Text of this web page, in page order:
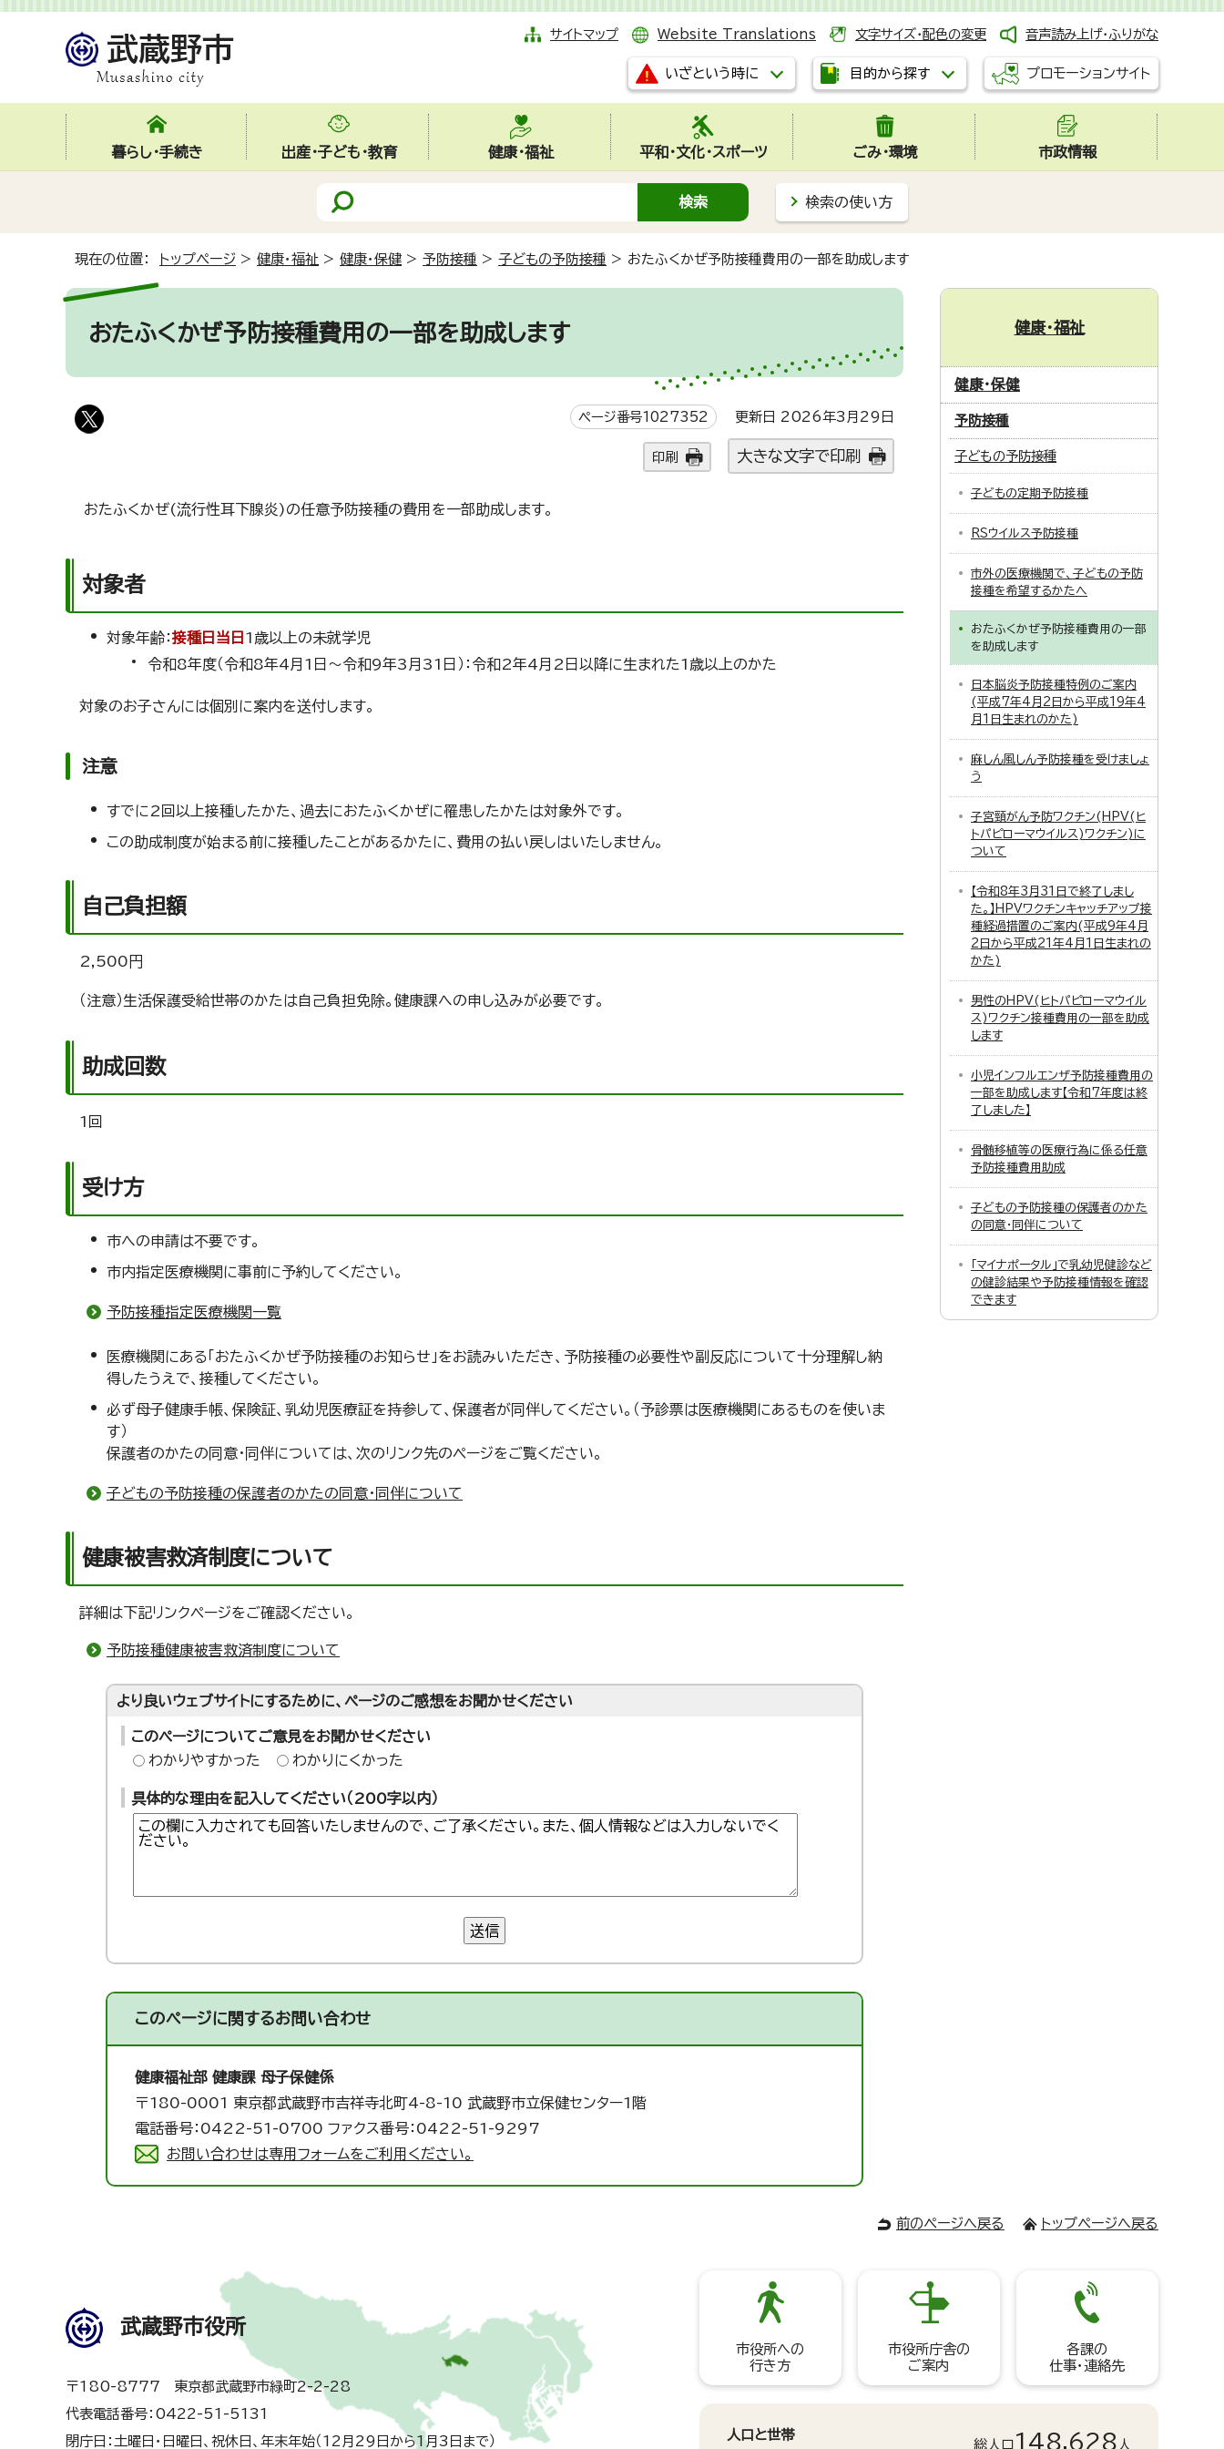
サイトマップ Website Translations 文字サイズ・配色の変更 音声読み上げ・ふりがな
いざという時に 目的から探す プロモーションサイト
暮らし・手続き 出産・子ども・教育 健康・福祉 平和・文化・スポーツ ごみ・環境 市政情報
検索の使い方
現在の位置： トップページ > 健康・福祉 > 健康・保健 > 予防接種 > 子どもの予防接種 > おたふくかぜ予防接種費用の一部を助成します
おたふくかぜ予防接種費用の一部を助成します
ページ番号1027352 更新日 2026年3月29日
印刷 大きな文字で印刷
おたふくかぜ(流行性耳下腺炎)の任意予防接種の費用を一部助成します。
対象者
対象年齢：接種日当日 1歳以上の未就学児
令和8年度（令和8年4月1日～令和9年3月31日）：令和2年4月2日以降に生まれた1歳以上のかた
対象のお子さんには個別に案内を送付します。
注意
すでに2回以上接種したかた、過去におたふくかぜに罹患したかたは対象外です。
この助成制度が始まる前に接種したことがあるかたに、費用の払い戻しはいたしません。
自己負担額
2,500円
（注意）生活保護受給世帯のかたは自己負担免除。健康課への申し込みが必要です。
助成回数
1回
受け方
市への申請は不要です。
市内指定医療機関に事前に予約してください。
予防接種指定医療機関一覧
医療機関にある「おたふくかぜ予防接種のお知らせ」をお読みいただき、予防接種の必要性や副反応について十分理解し納
得したうえで、接種してください。
必ず母子健康手帳、保険証、乳幼児医療証を持参して、保護者が同伴してください。（予診票は医療機関にあるものを使いま
す）
保護者のかたの同意・同伴については、次のリンク先のページをご覧ください。
子どもの予防接種の保護者のかたの同意・同伴について
健康被害救済制度について
詳細は下記リンクページをご確認ください。
予防接種健康被害救済制度について
より良いウェブサイトにするために、ページのご感想をお聞かせください
このページについてご意見をお聞かせください
わかりやすかった
わかりにくかった
具体的な理由を記入してください（200字以内）
送信
このページに関するお問い合わせ
健康福祉部 健康課 母子保健係
〒180-0001 東京都武蔵野市吉祥寺北町4-8-10 武蔵野市立保健センター1階
電話番号：0422-51-0700 ファクス番号：0422-51-9297
お問い合わせは専用フォームをご利用ください。
健康・福祉
健康・保健
予防接種
子どもの予防接種
子どもの定期予防接種
RSウイルス予防接種
市外の医療機関で、子どもの予防
接種を希望するかたへ
おたふくかぜ予防接種費用の一部
を助成します
日本脳炎予防接種特例のご案内
(平成7年4月2日から平成19年4
月1日生まれのかた)
麻しん風しん予防接種を受けましょ
う
子宮頸がん予防ワクチン(HPV(ヒ
トパピローマウイルス)ワクチン)に
ついて
【令和8年3月31日で終了しまし
た。】HPVワクチンキャッチアップ接
種経過措置のご案内(平成9年4月
2日から平成21年4月1日生まれの
かた)
男性のHPV(ヒトパピローマウイル
ス)ワクチン接種費用の一部を助成
します
小児インフルエンザ予防接種費用の
一部を助成します【令和7年度は終
了しました】
骨髄移植等の医療行為に係る任意
予防接種費用助成
子どもの予防接種の保護者のかた
の同意・同伴について
「マイナポータル」で乳幼児健診など
の健診結果や予防接種情報を確認
できます
前のページへ戻る トップページへ戻る
武蔵野市役所
〒180-8777 東京都武蔵野市緑町2-2-28
代表電話番号：0422-51-5131
閉庁日：土曜日・日曜日、祝休日、年末年始（12月29日から1月3日まで）
市役所への
行き方
市役所庁舎の
ご案内
各課の
仕事・連絡先
人口と世帯
総人口 148,628 人